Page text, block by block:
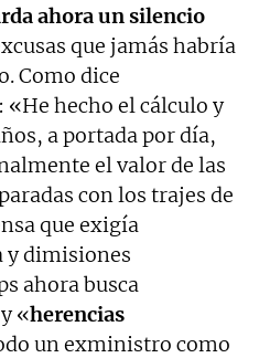
ahora un silencio
que jamás habría
Como dice
hecho el cálculo y
a portada por día,
el valor de las
con los trajes de
que exigía
y dimisiones
ahora busca
«herencias
un exministro como